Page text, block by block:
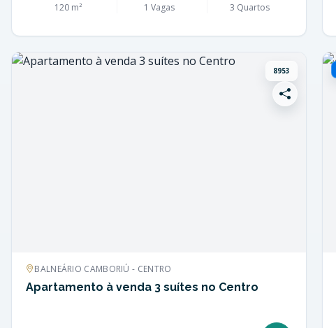
120 m² 1 Vagas 3 Quartos
8953
BALNEÁRIO CAMBORIÚ - CENTRO
Apartamento à venda 3 suítes no Centro